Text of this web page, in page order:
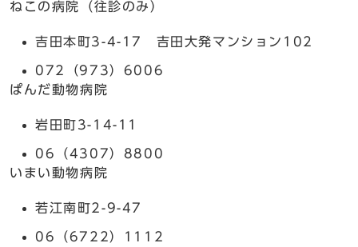
ねこの病院（往診のみ）
吉田本町3-4-17 吉田大発マンション102
072（973）6006
ぱんだ動物病院
岩田町3-14-11
06（4307）8800
いまい動物病院
若江南町2-9-47
06（6722）1112